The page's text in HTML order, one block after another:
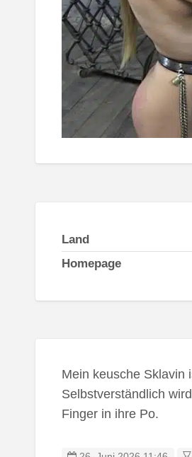
Land
Homepage
Mein keusche Sklavin
Selbstverständlich
Finger in ihre Po.